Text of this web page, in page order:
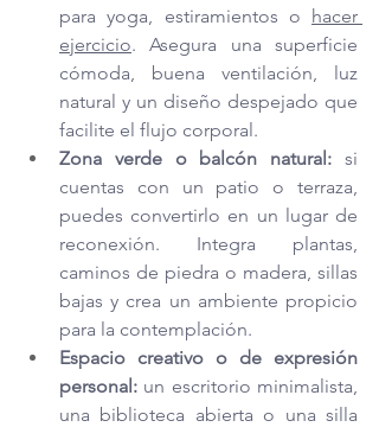
para yoga, estiramientos o hacer
ejercicio. Asegura una superficie
cómoda, buena ventilación, luz
natural y un diseño despejado que
facilite el flujo corporal.
Zona verde o balcón natural: si
cuentas con un patio o terraza,
puedes convertirlo en un lugar de
reconexión. Integra plantas,
caminos de piedra o madera, sillas
bajas y crea un ambiente propicio
para la contemplación.
Espacio creativo o de expresión
personal: un escritorio minimalista,
una biblioteca abierta o una silla